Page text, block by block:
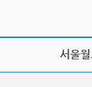
서울